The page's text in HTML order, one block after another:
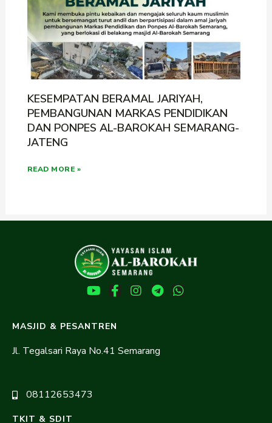
KESEMPATAN BERAMAL JARIYAH,
PEMBANGUNAN MARKAS PENDIDIKAN
DAN PONPES AL-BAROKAH SEMARANG-
JATENG
READ MORE »
MASJID & PESANTREN
Jl. Tegalsari Raya No.41 Semarang
08112653473
TKIT & SDIT